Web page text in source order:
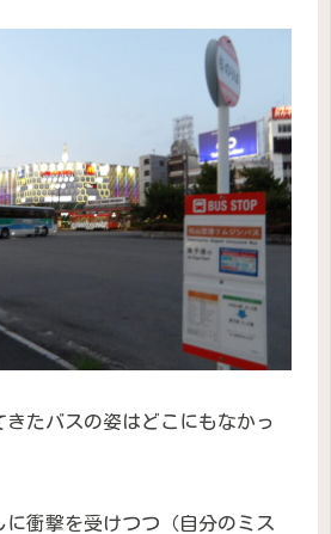
きたバスの姿はどこにもなかっ
に衝撃を受けつつ（自分のミス